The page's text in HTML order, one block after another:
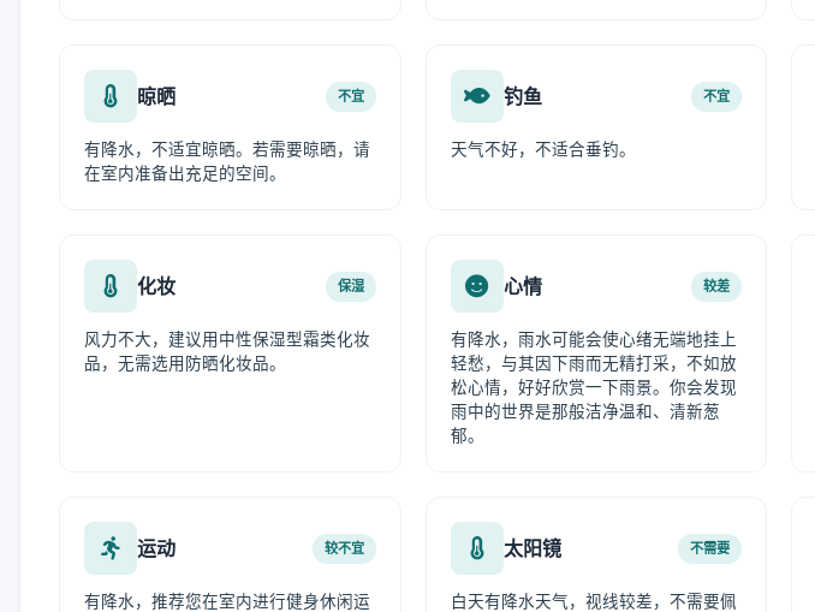
晾晒 不宜
有降水，不适宜晾晒。若需要晾晒，请
在室内准备出充足的空间。
钓鱼 不宜
天气不好，不适合垂钓。
化妆 保湿
风力不大，建议用中性保湿型霜类化妆
品，无需选用防晒化妆品。
心情 较差
有降水，雨水可能会使心绪无端地挂上
轻愁，与其因下雨而无精打采，不如放
松心情，好好欣赏一下雨景。你会发现
雨中的世界是那般洁净温和、清新葱
郁。
运动 较不宜
有降水，推荐您在室内进行健身休闲运
太阳镜 不需要
白天有降水天气，视线较差，不需要佩